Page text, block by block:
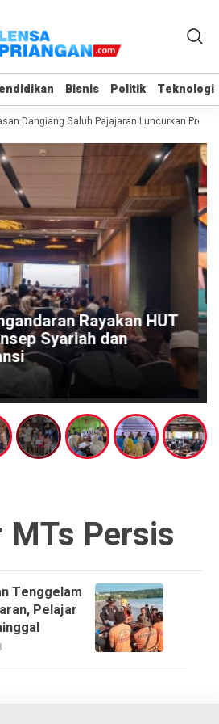
Bisnis Politik Teknologi
Bisnis Politik Teknologi
Dangiang Galuh Pajajaran Luncurkan
Tiga Anak Pemulung
Dapat Perhatian
PGRI, dan BAZNAS
yang lalu
MTs Persis
Tenggelam
Pelajar